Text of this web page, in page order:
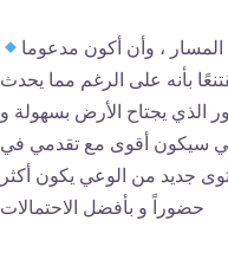
، وأن أكون مدعوما
بأنه على الرغم مما يحدث
الذي يجتاح الأرض بسهولة و
سيكون أقوى مع تقدمي في
جديد من الوعي يكون أكثر
حضوراً و بأفضل الاحتمالات